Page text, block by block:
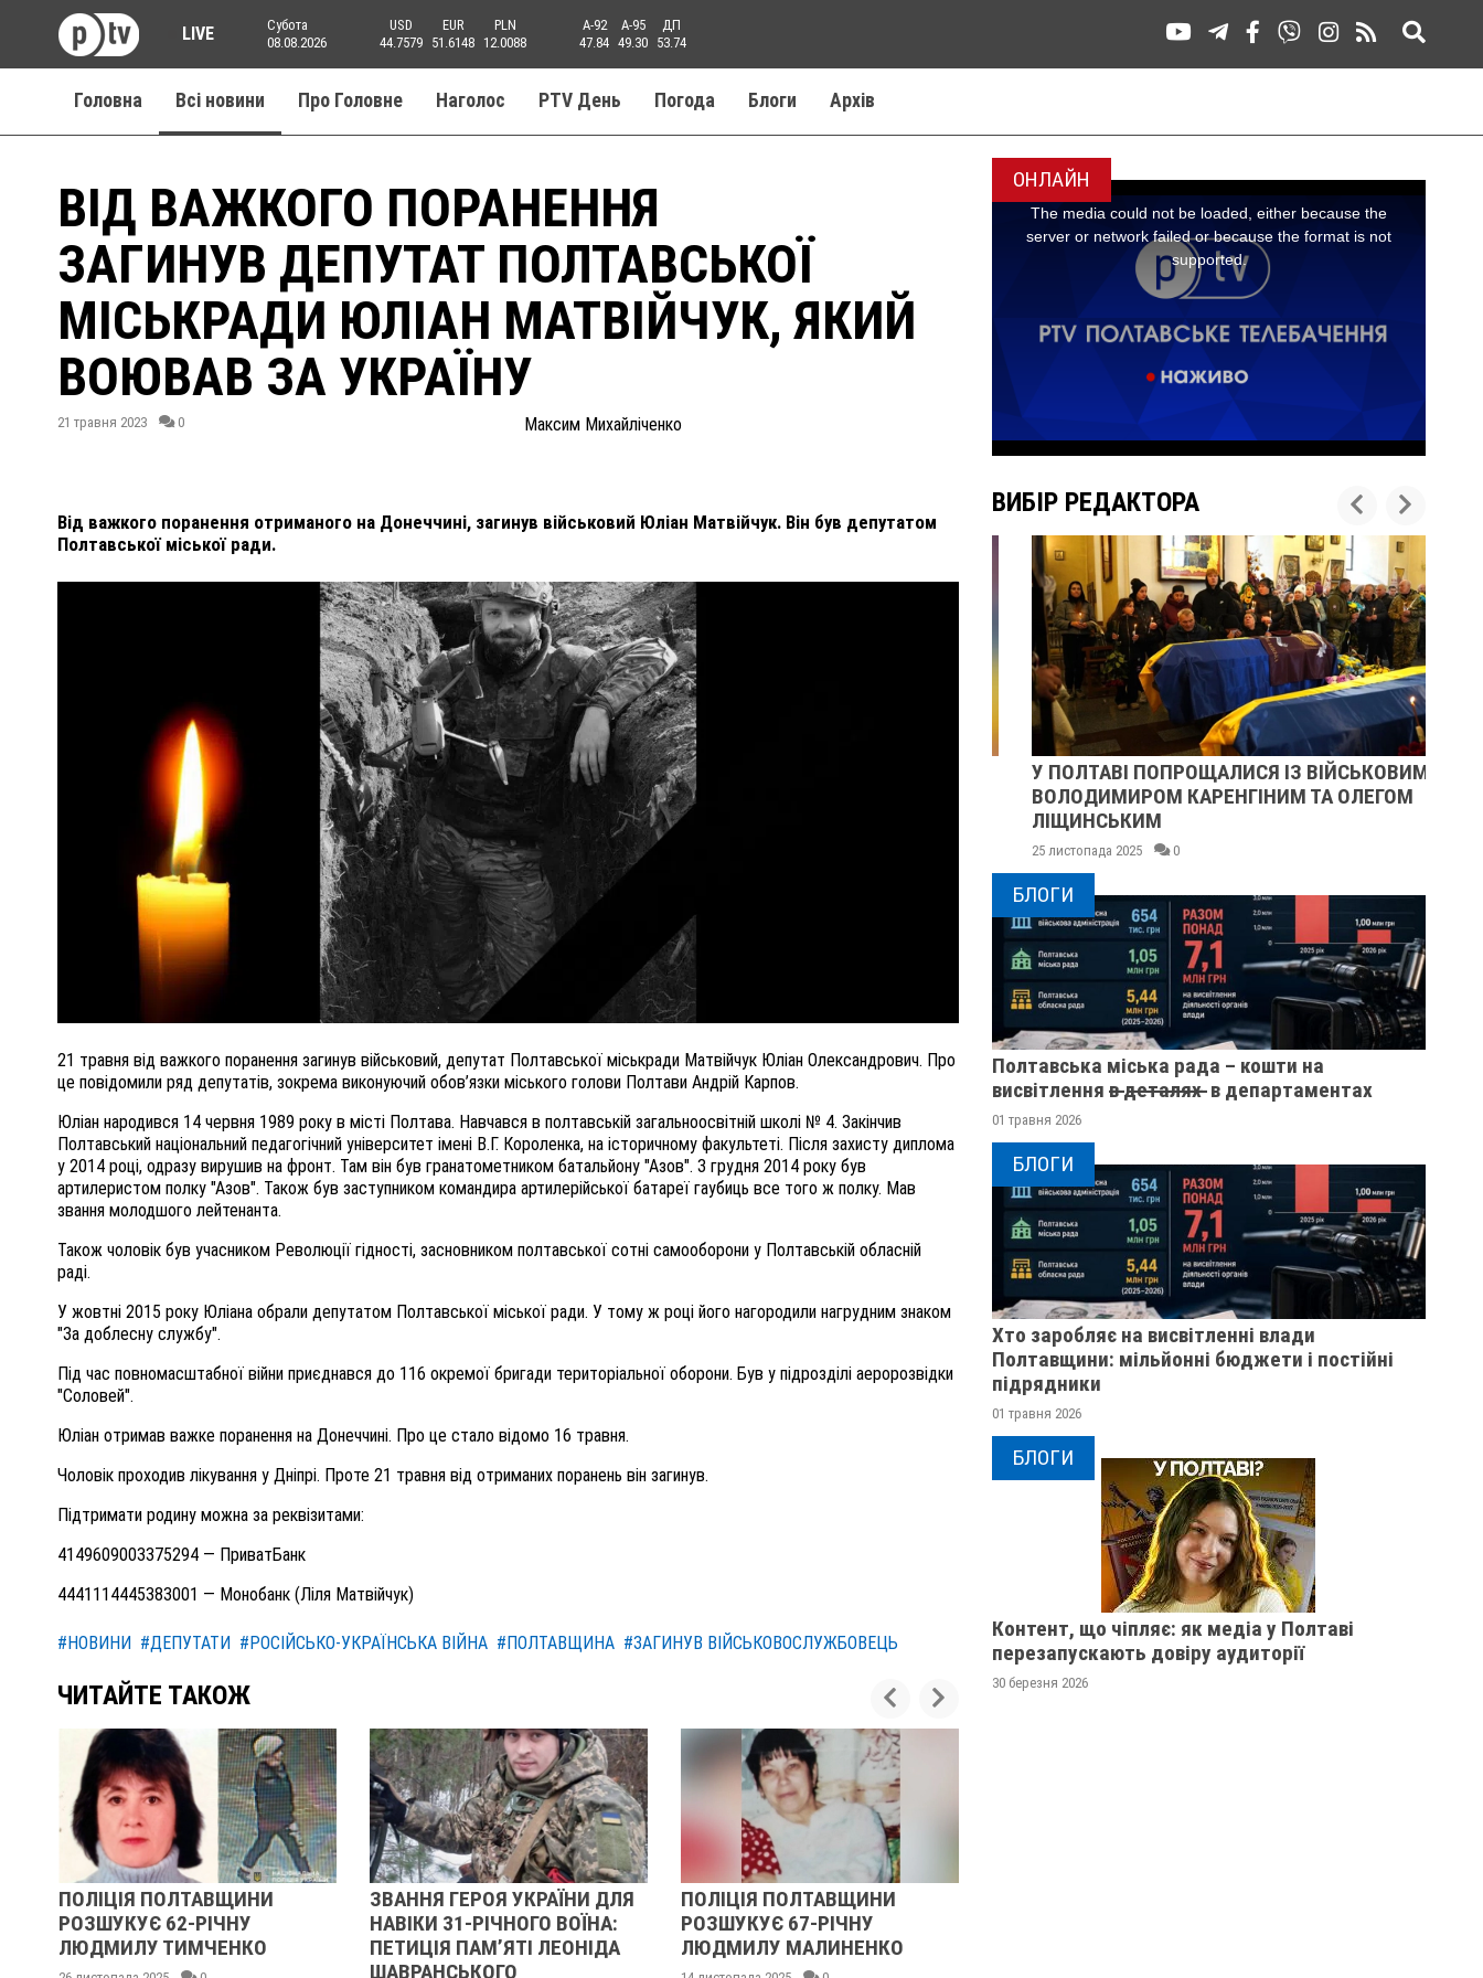
LIVE
Субота
08.08.2026
USD
44.7579
EUR
51.6148
PLN
12.0088
A-92
47.84
A-95
49.30
ДП
53.74
Головна Всі новини Про Головне Наголос PTV День Погода Блоги Aрхів
ВІД ВАЖКОГО ПОРАНЕННЯ
ЗАГИНУВ ДЕПУТАТ ПОЛТАВСЬКОЇ
МІСЬКРАДИ ЮЛІАН МАТВІЙЧУК, ЯКИЙ
ВОЮВАВ ЗА УКРАЇНУ
21 травня 2023 0 Максим Михайліченко
Від важкого поранення отриманого на Донеччині, загинув військовий Юліан Матвійчук. Він був депутатом
Полтавської міської ради.
21 травня від важкого поранення загинув військовий, депутат Полтавської міськради Матвійчук Юліан Олександрович. Про
це повідомили ряд депутатів, зокрема виконуючий обов’язки міського голови Полтави Андрій Карпов.
Юліан народився 14 червня 1989 року в місті Полтава. Навчався в полтавській загальноосвітній школі № 4. Закінчив
Полтавський національний педагогічний університет імені В.Г. Короленка, на історичному факультеті. Після захисту диплома
у 2014 році, одразу вирушив на фронт. Там він був гранатометником батальйону "Азов". З грудня 2014 року був
артилеристом полку "Азов". Також був заступником командира артилерійської батареї гаубиць все того ж полку. Мав
звання молодшого лейтенанта.
Також чоловік був учасником Революції гідності, засновником полтавської сотні самооборони у Полтавській обласній
раді.
У жовтні 2015 року Юліана обрали депутатом Полтавської міської ради. У тому ж році його нагородили нагрудним знаком
"За доблесну службу".
Під час повномасштабної війни приєднався до 116 окремої бригади територіальної оборони. Був у підрозділі аеророзвідки
"Соловей".
Юліан отримав важке поранення на Донеччині. Про це стало відомо 16 травня.
Чоловік проходив лікування у Дніпрі. Проте 21 травня від отриманих поранень він загинув.
Підтримати родину можна за реквізитами:
4149609003375294 — ПриватБанк
4441114445383001 — Монобанк (Ліля Матвійчук)
#НОВИНИ #ДЕПУТАТИ #РОСІЙСЬКО-УКРАЇНСЬКА ВІЙНА #ПОЛТАВЩИНА #ЗАГИНУВ ВІЙСЬКОВОСЛУЖБОВЕЦЬ
ЧИТАЙТЕ ТАКОЖ
ПОЛТАВЩИНИ
62-РІЧНУ
ТИМЧЕНКО
ЗВАННЯ ГЕРОЯ УКРАЇНИ ДЛЯ
НАВІКИ 31-РІЧНОГО ВОЇНА:
ПЕТИЦІЯ ПАМʼЯТІ ЛЕОНІДА
ШАВРАНСЬКОГО
ПОЛІЦІЯ ПОЛТАВЩИНИ
РОЗШУКУЄ 67-РІЧНУ
ЛЮДМИЛУ МАЛИНЕНКО
У ПОЛТАВСЬКІЙ ОБЛАСТІ
ГРАКОВУ
ОНЛАЙН
ВИБІР РЕДАКТОРА
ПОЛІЦІЯ ПОЛТАВЩИНИ РОЗШУКУЄ 62-РІЧНУ
ЛЮДМИЛУ ТИМЧЕНКО
26 листопада 2025 0
ВНАСЛІДОК ПОРАНЕНЬ, ОТРИМАНИХ НА ВІЙНІ,
ПОМЕР ВОЇН ЮРІЙ ВОЙТИК
25 листопада 2025 0
У ПОЛТАВІ ПОПРОЩАЛИСЯ ІЗ ВІЙСЬКОВИМИ
ВОЛОДИМИРОМ КАРЕНГІНИМ ТА ОЛЕГОМ
ЛІЩИНСЬКИМ
25 листопада 2025 0
БЛОГИ
Полтавська міська рада – кошти на
висвітлення в̶ ̶д̶е̶т̶а̶л̶я̶х̶ ̶ в департаментах
01 травня 2026
БЛОГИ
Хто заробляє на висвітленні влади
Полтавщини: мільйонні бюджети і постійні
підрядники
01 травня 2026
БЛОГИ
Контент, що чіпляє: як медіа у Полтаві
перезапускають довіру аудиторії
30 березня 2026